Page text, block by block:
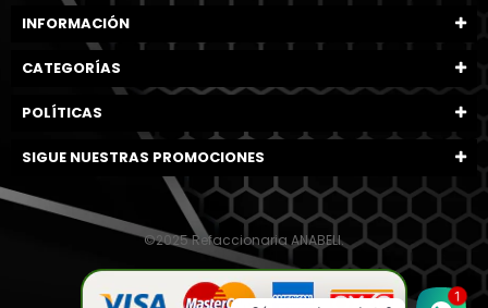
INFORMACIÓN
CATEGORÍAS
POLÍTICAS
SIGUE NUESTRAS PROMOCIONES
©2025 Refaccionaria ANABELI.
1